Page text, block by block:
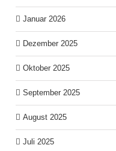
Januar 2026
Dezember 2025
Oktober 2025
September 2025
August 2025
Juli 2025